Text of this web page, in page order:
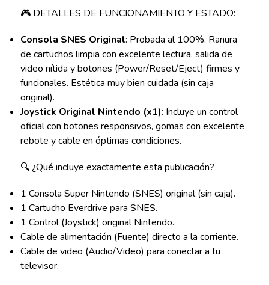
🎮 DETALLES DE FUNCIONAMIENTO Y ESTADO:
Consola SNES Original: Probada al 100%. Ranura
de cartuchos limpia con excelente lectura, salida de
video nítida y botones (Power/Reset/Eject) firmes y
funcionales. Estética muy bien cuidada (sin caja
original).
Joystick Original Nintendo (x1): Incluye un control
oficial con botones responsivos, gomas con excelente
rebote y cable en óptimas condiciones.
🔍 ¿Qué incluye exactamente esta publicación?
1 Consola Super Nintendo (SNES) original (sin caja).
1 Cartucho Everdrive para SNES.
1 Control (Joystick) original Nintendo.
Cable de alimentación (Fuente) directo a la corriente.
Cable de video (Audio/Video) para conectar a tu
televisor.